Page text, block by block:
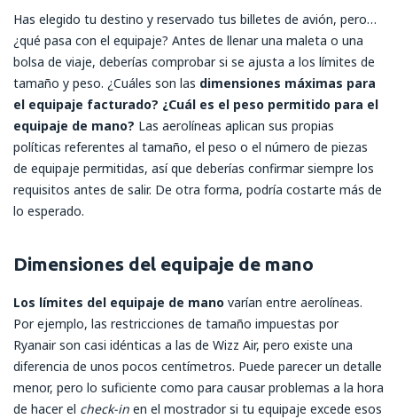
Has elegido tu destino y reservado tus billetes de avión, pero…
¿qué pasa con el equipaje? Antes de llenar una maleta o una
bolsa de viaje, deberías comprobar si se ajusta a los límites de
tamaño y peso. ¿Cuáles son las dimensiones máximas para
el equipaje facturado? ¿Cuál es el peso permitido para el
equipaje de mano? Las aerolíneas aplican sus propias
políticas referentes al tamaño, el peso o el número de piezas
de equipaje permitidas, así que deberías confirmar siempre los
requisitos antes de salir. De otra forma, podría costarte más de
lo esperado.
Dimensiones del equipaje de mano
Los límites del equipaje de mano varían entre aerolíneas.
Por ejemplo, las restricciones de tamaño impuestas por
Ryanair son casi idénticas a las de Wizz Air, pero existe una
diferencia de unos pocos centímetros. Puede parecer un detalle
menor, pero lo suficiente como para causar problemas a la hora
de hacer el check-in en el mostrador si tu equipaje excede esos